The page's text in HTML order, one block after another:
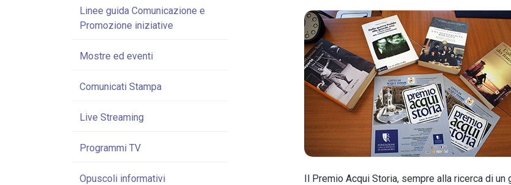
Linee guida Comunicazione e
Promozione iniziative
Mostre ed eventi
Comunicati Stampa
Live Streaming
Programmi TV
Opuscoli informativi
Il Premio Acqui Storia, sempre alla ricerca di